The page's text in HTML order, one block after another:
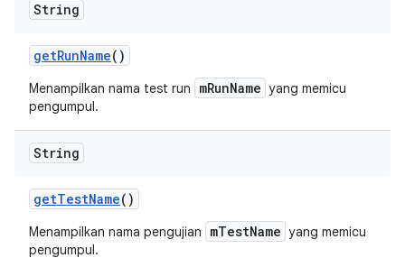
String
getRunName()
Menampilkan nama test run mRunName yang memicu
pengumpul.
String
getTestName()
Menampilkan nama pengujian mTestName yang memicu
pengumpul.